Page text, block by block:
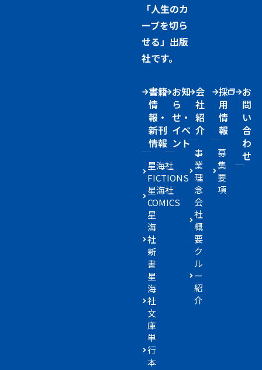
「人生のカ
ーブを切ら
せる」出版
社です。
書籍
情
報・
新刊
情報
星海社
FICTIONS
星海社
COMICS
星
海
社
新
書
星
海
社
文
庫
単
行
本
お知
ら
せ・
イベ
ント
会
社
紹
介
事
業
理
念
会
社
概
要
ク
ル
ー
紹
介
採
用
情
報
募
集
要
項
お
問
い
合
わ
せ